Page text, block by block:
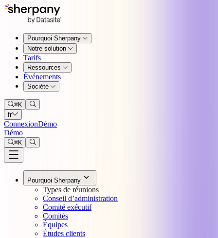
Pourquoi Sherpany
Notre solution
Tarifs
Ressources
Événements
Société
⌘K
fr
ConnexionDémo
Démo
⌘K
Pourquoi Sherpany
Types de réunions
Conseil d’administration
Comité exécutif
Comités
Équipes
Études clients